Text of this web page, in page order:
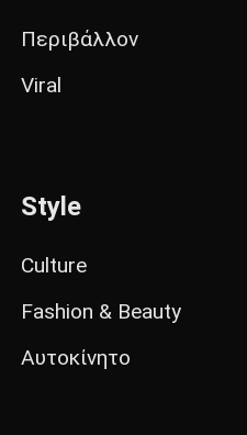
Περιβάλλον
Viral
Style
Culture
Fashion & Beauty
Αυτοκίνητο